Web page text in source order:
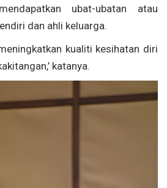
ubat-ubatan atau
dan ahli keluarga.
kualiti kesihatan diri
katanya.